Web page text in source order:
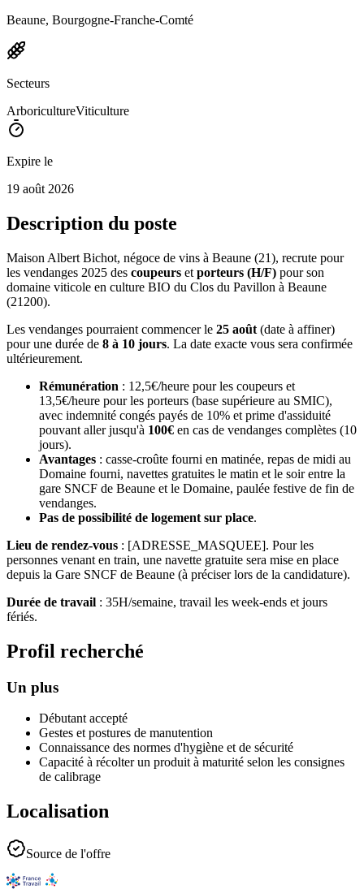
Beaune, Bourgogne-Franche-Comté
Secteurs
ArboricultureViticulture
Expire le
19 août 2026
Description du poste
Maison Albert Bichot, négoce de vins à Beaune (21), recrute pour
les vendanges 2025 des coupeurs et porteurs (H/F) pour son
domaine viticole en culture BIO du Clos du Pavillon à Beaune
(21200).
Les vendanges pourraient commencer le 25 août (date à affiner)
pour une durée de 8 à 10 jours. La date exacte vous sera confirmée
ultérieurement.
Rémunération : 12,5€/heure pour les coupeurs et
13,5€/heure pour les porteurs (base supérieure au SMIC),
avec indemnité congés payés de 10% et prime d'assiduité
pouvant aller jusqu'à 100€ en cas de vendanges complètes (10
jours).
Avantages : casse-croûte fourni en matinée, repas de midi au
Domaine fourni, navettes gratuites le matin et le soir entre la
gare SNCF de Beaune et le Domaine, paulée festive de fin de
vendanges.
Pas de possibilité de logement sur place.
Lieu de rendez-vous : [ADRESSE_MASQUEE]. Pour les
personnes venant en train, une navette gratuite sera mise en place
depuis la Gare SNCF de Beaune (à préciser lors de la candidature).
Durée de travail : 35H/semaine, travail les week-ends et jours
fériés.
Profil recherché
Un plus
Débutant accepté
Gestes et postures de manutention
Connaissance des normes d'hygiène et de sécurité
Capacité à récolter un produit à maturité selon les consignes
de calibrage
Localisation
Source de l'offre